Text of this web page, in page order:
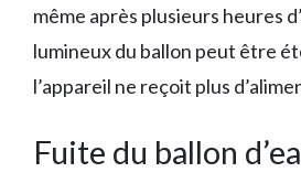
même après plusieurs heures
lumineux du ballon peut être
l’appareil ne reçoit plus
Fuite du ballon